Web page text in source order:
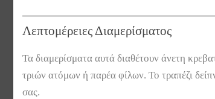
Λεπτομέρειες Διαμερίσματος
Τα διαμερίσματα αυτά διαθέτουν άνετη
τριών ατόμων ή παρέα φίλων. Το τραπέζι
σας.